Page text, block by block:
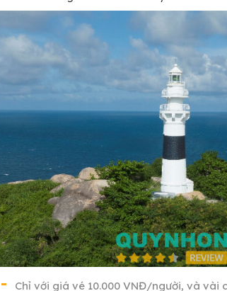
Chỉ với giá vé 10.000 VNĐ/người, và vài